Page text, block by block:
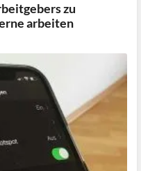
zu
arbeiten